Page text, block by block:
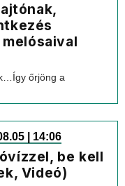
őrjöng a
| 14:06
be kell
Videó)